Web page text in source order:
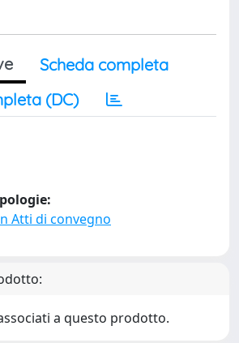
Scheda completa
(DC)
Atti di convegno
a questo prodotto.